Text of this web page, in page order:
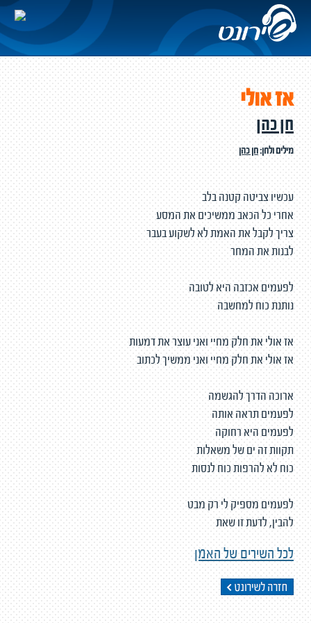
אז אולי
חן כהן
מילים ולחן:חן כהן
עכשיו צביטה קטנה בלב
אחרי כל הכאב ממשיכים את המסע
צריך לקבל את האמת לא לשקוע בעבר
לבנות את המחר
לפעמים אכזבה היא לטובה
נותנת כוח למחשבה
אז אולי את חלק מחיי ואני עוצר את דמעות
אז אולי את חלק מחיי ואני ממשיך לכתוב
ארוכה הדרך להגשמה
לפעמים תראה אותה
לפעמים היא רחוקה
תקוות זה ים של משאלות
כוח לא להרפות כוח לנסות
לפעמים מספיק לי רק מבט
להבין, לדעת זו שאת
לכל השירים של האמן